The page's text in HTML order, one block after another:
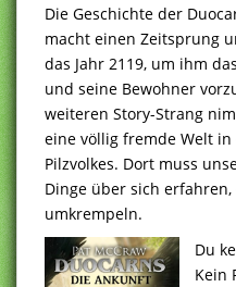
Die Geschichte der
macht einen Zeitsprung
das Jahr 2119, um ihm
und seine Bewohner
weiteren Story-Strang
eine völlig fremde Welt in
Pilzvolkes. Dort muss
Dinge über sich
umkrempeln.
Du
Kein